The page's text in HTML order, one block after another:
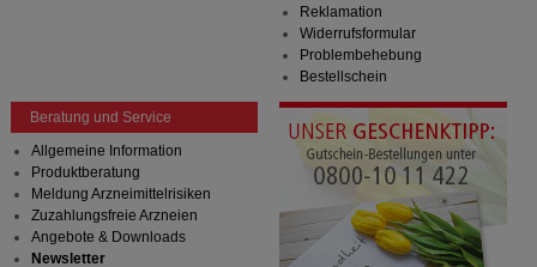
Reklamation
Widerrufsformular
Problembehebung
Bestellschein
Beratung und Service
Allgemeine Information
Produktberatung
Meldung Arzneimittelrisiken
Zuzahlungsfreie Arzneien
Angebote & Downloads
Newsletter